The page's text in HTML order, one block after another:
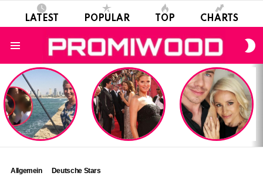
LATEST POPULAR TOP CHARTS
LATEST
STORIES
Allgemein Deutsche Stars